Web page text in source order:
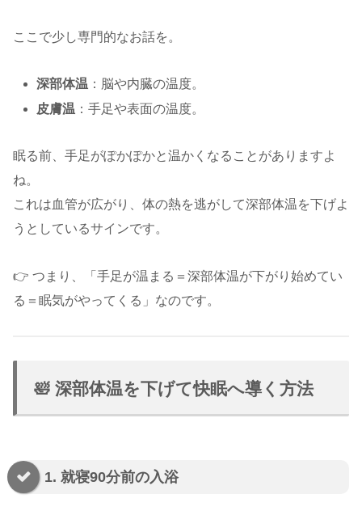
ここで少し専門的なお話を。
深部体温 ：脳や内臓の温度。
皮膚温 ：手足や表面の温度。
眠る前、手足がぽかぽかと温かくなることがありますよ
ね。
これは血管が広がり、体の熱を逃がして深部体温を下げよ
うとしているサインです。
👉 つまり、「手足が温まる＝深部体温が下がり始めてい
る＝眠気がやってくる」なのです。
🛀 深部体温を下げて快眠へ導く方法
1. 就寝90分前の入浴